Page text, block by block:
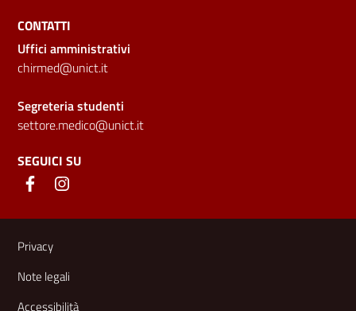
CONTATTI
Uffici amministrativi
chirmed@unict.it
Segreteria studenti
settore.medico@unict.it
SEGUICI SU
Link e informazioni utili
Privacy
Note legali
Accessibilità